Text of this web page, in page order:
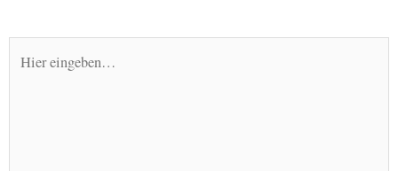
eingeben…